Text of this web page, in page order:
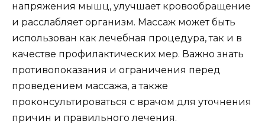
напряжения мышц, улучшает кровообращение
и расслабляет организм. Массаж может быть
использован как лечебная процедура, так и в
качестве профилактических мер. Важно знать
противопоказания и ограничения перед
проведением массажа, а также
проконсультироваться с врачом для уточнения
причин и правильного лечения.